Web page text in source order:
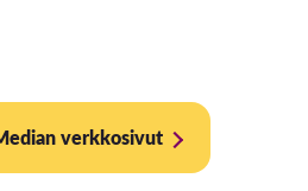
verkkosivut